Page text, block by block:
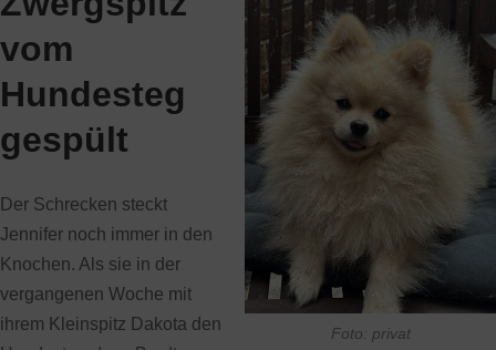
Foto: privat
vom
Hundesteg
gespült
Der Schrecken steckt
Jennifer noch immer in den
Knochen. Als sie in der
vergangenen Woche mit
ihrem Kleinspitz Dakota den